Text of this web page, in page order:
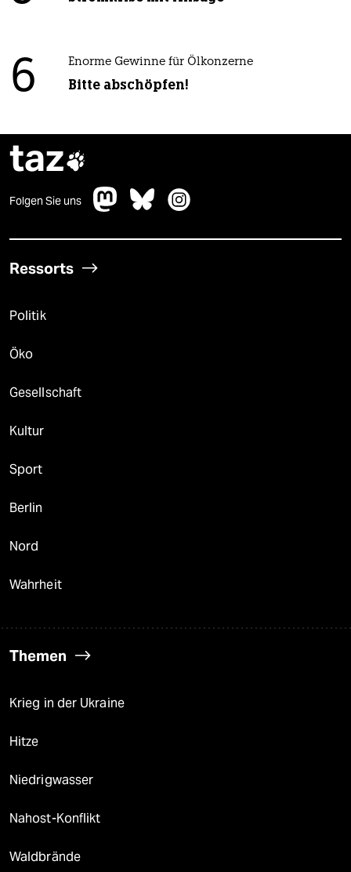
6 Enorme Gewinne für Ölkonzerne
Bitte abschöpfen!
taz
Folgen Sie uns
Ressorts
Politik
Öko
Gesellschaft
Kultur
Sport
Berlin
Nord
Wahrheit
Themen
Krieg in der Ukraine
Hitze
Niedrigwasser
Nahost-Konflikt
Waldbrände